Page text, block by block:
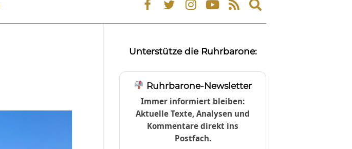
Expand
search
Unterstütze die Ruhrbarone:
Ruhrbarone-Newsletter
Immer informiert bleiben:
Aktuelle Texte, Analysen und
Kommentare direkt ins
Postfach.